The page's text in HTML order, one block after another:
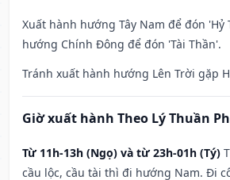
Xuất hành hướng Tây Nam để đón 'Hỷ
hướng Chính Đông để đón 'Tài Thần'.
Tránh xuất hành hướng Lên Trời gặp
Giờ xuất hành Theo Lý Thuần
Từ 11h-13h (Ngọ) và từ 23h-01h (Tý)
cầu lộc, cầu tài thì đi hướng Nam. Đi